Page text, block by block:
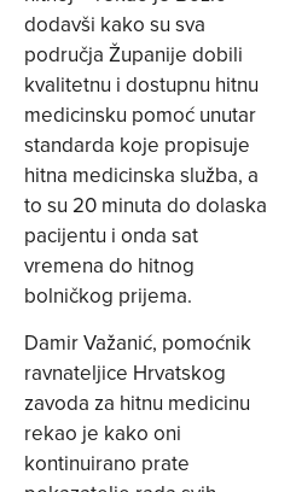
dodavši kako su sva
područja Županije dobili
kvalitetnu i dostupnu hitnu
medicinsku pomoć unutar
standarda koje propisuje
hitna medicinska služba, a
to su 20 minuta do dolaska
pacijentu i onda sat
vremena do hitnog
bolničkog prijema.
Damir Važanić, pomoćnik
ravnateljice Hrvatskog
zavoda za hitnu medicinu
rekao je kako oni
kontinuirano prate